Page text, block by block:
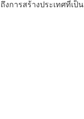
ถึงการสร้างประเทศที่เป็